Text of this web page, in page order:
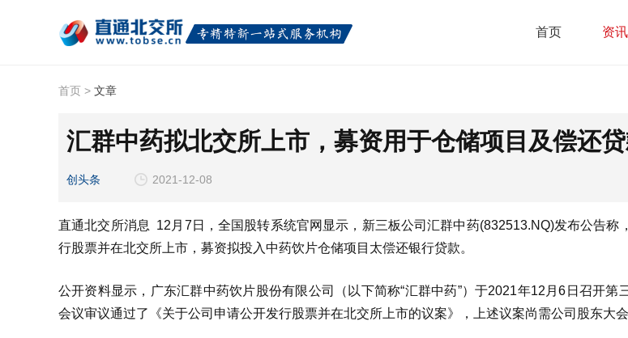
首页 资讯
首页 > 文章
汇群中药拟北交所上市，募资用于仓储项目及偿还
创头条 2021-12-08
直通北交所消息 12月7日，全国股转系统官网显示，新三板公司汇群中药(832513.NQ)发布公告称
行股票并在北交所上市，募资拟投入中药饮片仓储项目太偿还银行贷款。
公开资料显示，广东汇群中药饮片股份有限公司（以下简称“汇群中药”）于2021年12月6日召开第
会议审议通过了《关于公司申请公开发行股票并在北交所上市的议案》，上述议案尚需公司股东大会